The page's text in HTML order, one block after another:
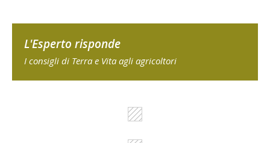
L'Esperto risponde
I consigli di Terra e Vita agli agricoltori